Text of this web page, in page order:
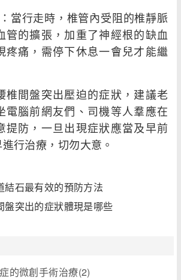
當行走時，椎管內受阻的椎靜脈
管的擴張，加重了神經根的缺血
疼痛，需停下休息一會兒才能繼
椎間盤突出壓迫的症狀，建議老
電腦前網友們、司機等人羣應在
提防，一旦出現症狀應當及早前
行治療，切勿大意。
結石最有效的預防方法
盤突出的症狀體現是哪些
的微創手術治療(2)